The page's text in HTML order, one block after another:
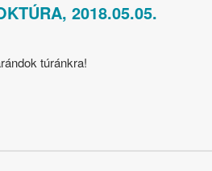
2018.05.05.
túránkra!